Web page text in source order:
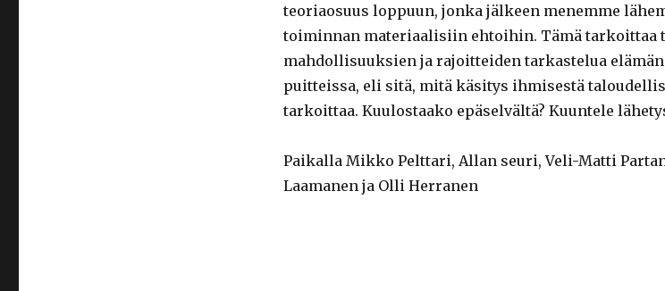
teoriaosuus loppuun, jonka jälkeen menemme
toiminnan materiaalisiin ehtoihin. Tämä tarkoittaa
mahdollisuuksien ja rajoitteiden tarkastelua
puitteissa, eli sitä, mitä käsitys ihmisestä
tarkoittaa. Kuulostaako epäselvältä? Kuuntele
Paikalla Mikko Pelttari, Allan seuri, Veli-Matti
Laamanen ja Olli Herranen